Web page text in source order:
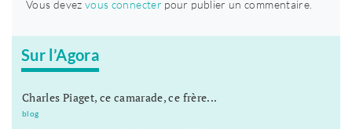
Vous devez vous connecter pour publier un commentaire.
Sur l’Agora
Charles Piaget, ce camarade, ce frère...
blog